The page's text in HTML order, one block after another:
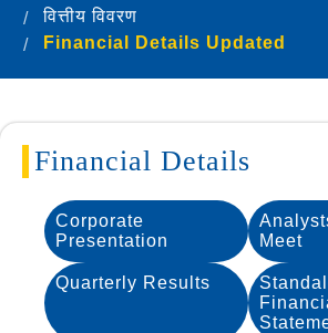
वित्तीय विवरण
Financial Details Updated
Financial Details
Corporate
Presentation
Meet
Quarterly Results